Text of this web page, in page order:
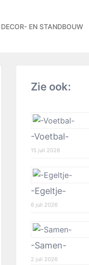
DECOR- EN STANDBOUW
Zie ook:
-Voetbal-
15 juli 2026
-Egeltje-
6 juli 2026
-Samen-
2 juli 2026